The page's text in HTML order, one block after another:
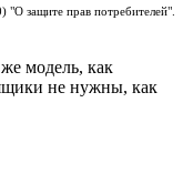
защите прав потребителей".
модель, как
не нужны, как